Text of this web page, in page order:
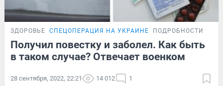
ЗДОРОВЬЕ СПЕЦОПЕРАЦИЯ НА УКРАИНЕ ПОДРОБНОСТИ
Получил повестку и заболел. Как быть
в таком случае? Отвечает военком
28 сентября, 2022, 22:21 14 012 1